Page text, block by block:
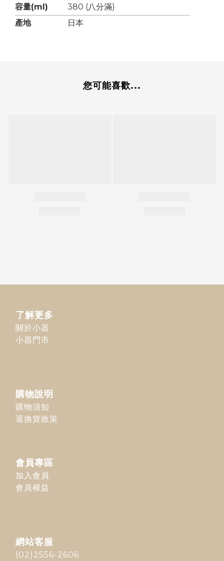
容量(ml)
380 (八分滿)
產地
日本
您可能喜歡...
了解更多
關於小器
小器門市
購物說明
購物須知
退換貨政策
會員專區
加入會員
會員權益
網站客服
(02)2556-2606